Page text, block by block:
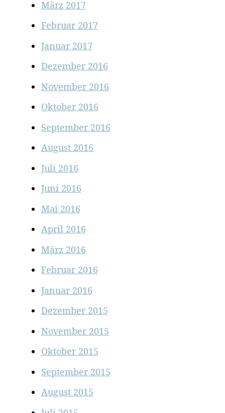
März 2017
Februar 2017
Januar 2017
Dezember 2016
November 2016
Oktober 2016
September 2016
August 2016
Juli 2016
Juni 2016
Mai 2016
April 2016
März 2016
Februar 2016
Januar 2016
Dezember 2015
November 2015
Oktober 2015
September 2015
August 2015